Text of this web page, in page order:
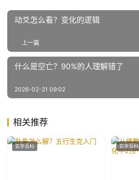
动爻怎么看？变化的逻辑
上一篇
什么是空亡？90%的人理解错了
2026-02-21 09:02
相关推荐
玄学百科 玄学百科